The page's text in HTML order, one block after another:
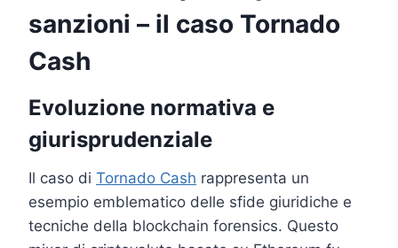
sanzioni – il caso Tornado
Cash
Evoluzione normativa e
giurisprudenziale
Il caso di Tornado Cash rappresenta un
esempio emblematico delle sfide giuridiche e
tecniche della blockchain forensics. Questo